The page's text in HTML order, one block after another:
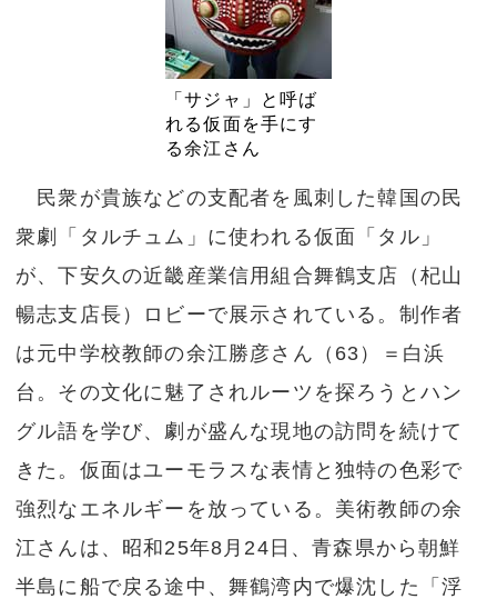
「サジャ」と呼ば
れる仮面を手にす
る余江さん
民衆が貴族などの支配者を風刺した韓国の民
衆劇「タルチュム」に使われる仮面「タル」
が、下安久の近畿産業信用組合舞鶴支店（杞山
暢志支店長）ロビーで展示されている。制作者
は元中学校教師の余江勝彦さん（63）＝白浜
台。その文化に魅了されルーツを探ろうとハン
グル語を学び、劇が盛んな現地の訪問を続けて
きた。仮面はユーモラスな表情と独特の色彩で
強烈なエネルギーを放っている。美術教師の余
江さんは、昭和25年8月24日、青森県から朝鮮
半島に船で戻る途中、舞鶴湾内で爆沈した「浮